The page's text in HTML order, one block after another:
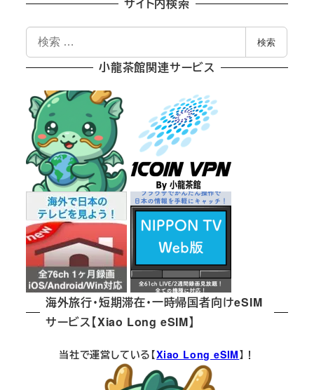
索
検索
小龍茶館関連サービス
海外旅行・短期滞在・一時帰国者向けeSIM
サービス【Xiao Long eSIM】
当社で運営している【Xiao Long eSIM】！